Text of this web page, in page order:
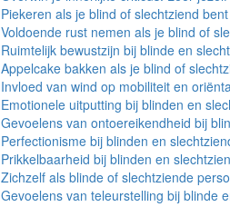
Piekeren als je blind of slechtziend bent
Voldoende rust nemen als je blind of
Ruimtelijk bewustzijn bij blinde en
Appelcake bakken als je blind of
Invloed van wind op mobiliteit en
Emotionele uitputting bij blinden en
Gevoelens van ontoereikendheid bij
Perfectionisme bij blinden en
Prikkelbaarheid bij blinden en
Zichzelf als blinde of slechtziende
Gevoelens van teleurstelling bij blinde